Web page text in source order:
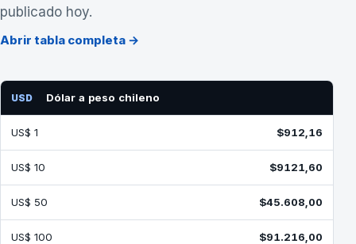
publicado hoy.
Abrir tabla completa →
USD Dólar a peso chileno
US$ 1 $912,16
US$ 10 $9121,60
US$ 50 $45.608,00
US$ 100 $91.216,00